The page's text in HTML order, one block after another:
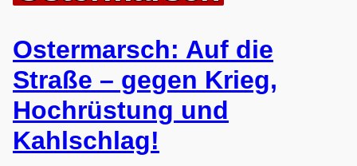
Oster­marsch: Auf die
Straße – gegen Krieg,
Hoch­rüs­tung und
Kahlschlag!